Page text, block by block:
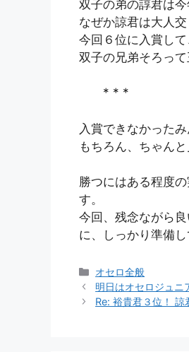
双子の弟の諄君は
なぜか諒君は大人
今回６位に入賞し
双子の兄弟そろっ
* * *
入賞できなかった
もちろん、ちゃんと
勝つにはある程度
す。
今回、残念ながら
に、しっかり準備し
カ
テ
ゴ
オセロ全般
明日はオセロジュ
Re: 裕貴君３位！ 諒